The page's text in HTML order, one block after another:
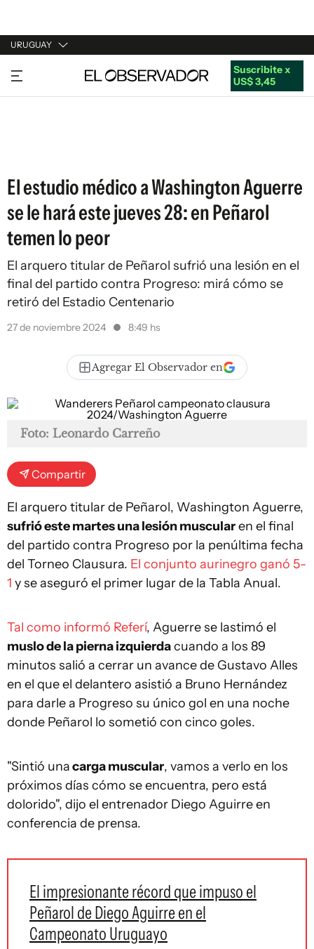
URUGUAY
URUGUAY
ARGENTINA
Suscribite x
US$ 3,45
El estudio médico a Washington Aguerre
se le hará este jueves 28: en Peñarol
temen lo peor
El arquero titular de Peñarol sufrió una lesión en el
final del partido contra Progreso: mirá cómo se
retiró del Estadio Centenario
27 de noviembre 2024 8:49 hs
Agregar El Observador en
Foto: Leonardo Carreño
Compartir
El arquero titular de Peñarol, Washington Aguerre,
sufrió este martes una lesión muscularen el final
del partido contra Progreso por la penúltima fecha
del Torneo Clausura. El conjunto aurinegro ganó 5-
1 y se aseguró el primer lugar de la Tabla Anual.
Tal como informó Referí, Aguerre se lastimó el
muslo de la pierna izquierdacuando a los 89
minutos salió a cerrar un avance de Gustavo Alles
en el que el delantero asistió a Bruno Hernández
para darle a Progreso su único gol en una noche
donde Peñarol lo sometió con cinco goles.
"Sintió unacarga muscular, vamos a verlo en los
próximos días cómo se encuentra, pero está
dolorido", dijo el entrenador Diego Aguirre en
conferencia de prensa.
El impresionante récord que impuso el
Peñarol de Diego Aguirre en el
Campeonato Uruguayo